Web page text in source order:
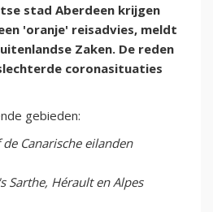
stad Aberdeen krijgen
'oranje' reisadvies, meldt
Zaken. De reden
coronasituaties
gebieden:
Canarische eilanden
Sarthe, Hérault en Alpes